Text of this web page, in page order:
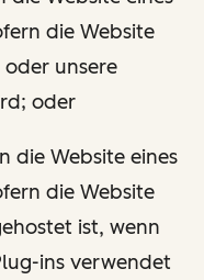
die Website
unsere
oder
die Website eines
die Website
ist, wenn
ins verwendet